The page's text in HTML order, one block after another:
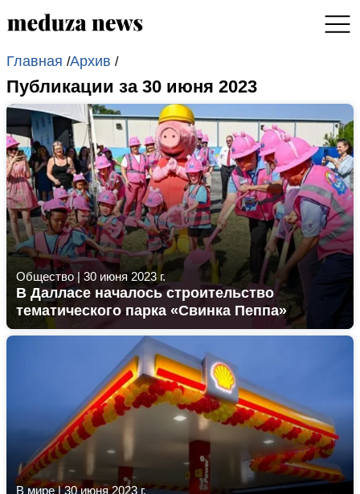
Главная /Архив /
Публикации за 30 июня 2023
Общество| 30 июня 2023 г.
В Далласе началось строительство
тематического парка «Свинка Пеппа»
В мире|30 июня 2023 г.